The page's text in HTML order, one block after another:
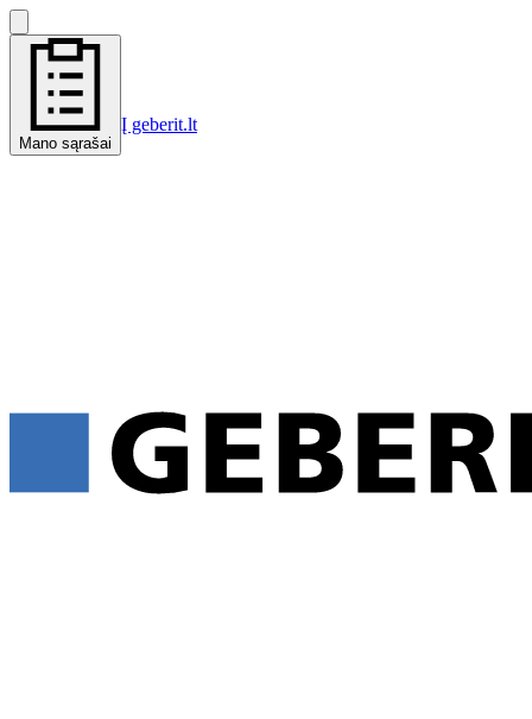
Mano sąrašai
Į geberit.lt